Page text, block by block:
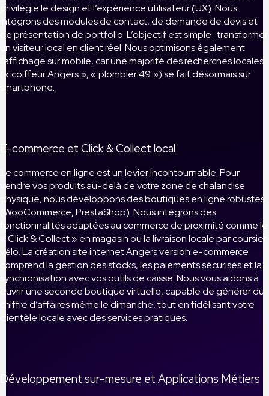
privilégie le design et l’expérience utilisateur (UX). Nous
intégrons des modules de contact, de demande de devis et
de présentation de portfolio. L’objectif est simple : transformer
un visiteur local en client réel. Nous optimisons également
l’affichage sur mobile, car une majorité des recherches locales
(« coiffeur Angers », « plombier 49 ») se fait désormais sur
smartphone.
E-commerce et Click & Collect local
Le commerce en ligne est un levier incontournable. Pour
vendre vos produits au-delà de votre zone de chalandise
physique, nous développons des boutiques en ligne robustes
(WooCommerce, PrestaShop). Nous intégrons des
fonctionnalités adaptées au commerce de proximité comme le
« Click & Collect » en magasin ou la livraison locale par coursier
vélo. La création site internet Angers version e-commerce
comprend la gestion des stocks, les paiements sécurisés et la
synchronisation avec vos outils de caisse. Nous vous aidons à
ouvrir une seconde boutique virtuelle, capable de générer du
chiffre d’affaires même le dimanche, tout en fidélisant votre
clientèle locale avec des services pratiques.
Développement sur-mesure et Applications Métiers